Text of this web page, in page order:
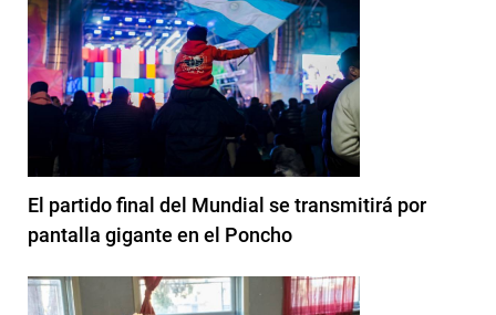
El partido final del Mundial se transmitirá por
pantalla gigante en el Poncho